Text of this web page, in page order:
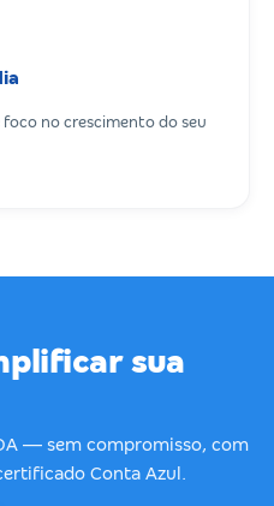
no crescimento do seu
sua
— sem compromisso, com
Conta Azul.